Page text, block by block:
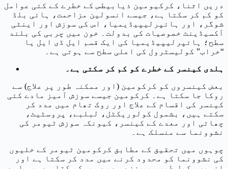
دریں اثنا، کرکیومین ذیابیطس کے خطرے کے کئی عوامل
کو کم کر سکتا ہے، جیسے انسولین مزاحمت، ہائی بلڈ
شوگر، اور ہائپرلیپیڈیمیا، اس کی سوزش اور اینٹی
آکسیڈینٹ خصوصیات کی بدولت۔ خون میں چربی کی بلند
سطح؛ ہائپرلیپیڈیمیا کی ایک قسم ایل ڈی ایل یا
“خراب” کولیسٹرول کی اعلی سطح سے ہوتی ہے۔
ہلدی کینسر کے خطرے کو کم کر سکتی ہے۔
بعض کینسروں کو کرکومین (اور ممکنہ طور پر علاج) سے
روکا جا سکتا ہے۔ کرکومین جیسے سوزش آمیز مادے کئی
کینسر کی اقسام کے علاج اور روک تھام میں مدد کر
سکتے ہیں، بشمول کولوریکٹل، لبلبے، پروسٹیٹ،
چھاتی اور معدے کے کینسر، کیونکہ سوزش ٹیومر کی
نشوونما سے منسلک ہے۔
چوہوں میں تحقیق کے مطابق کرکومین ٹیومر کے خلیوں
کی نشوونما کو محدود کرنے میں مدد کر سکتا ہے اور